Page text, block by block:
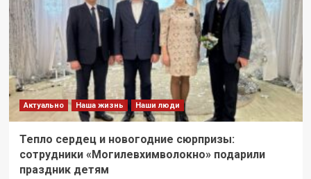
Актуально Наша жизнь Наши люди
Тепло сердец и новогодние сюрпризы:
сотрудники «Могилевхимволокно» подарили
праздник детям